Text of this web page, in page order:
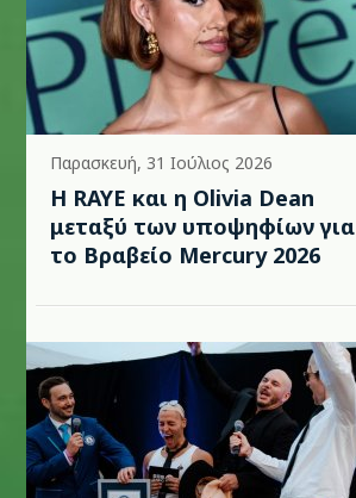
Παρασκευή, 31 Ιούλιος 2026
Η RAYE και η Olivia Dean
μεταξύ των υποψηφίων για
το Βραβείο Mercury 2026